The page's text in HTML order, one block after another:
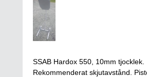
SSAB Hardox 550, 10mm tjocklek.
Rekommenderat skjutavstånd.